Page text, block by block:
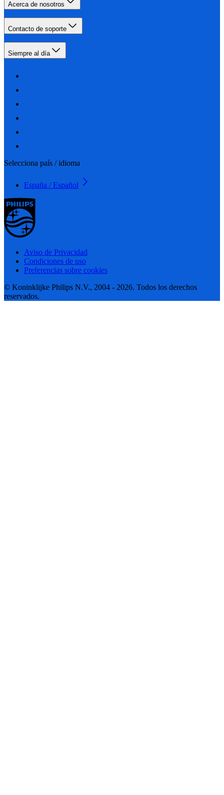
Acerca de nosotros
Contacto de soporte
Siempre al día
Selecciona país / idioma
España / Español
Aviso de Privacidad
Condiciones de uso
Preferencias sobre cookies
© Koninklijke Philips N.V., 2004 - 2026. Todos los derechos
reservados.